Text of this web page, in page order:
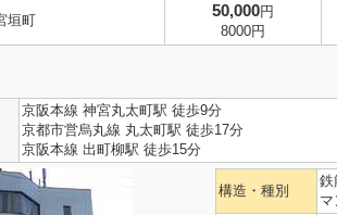
垣町
50,000円
8000円
京阪本線 神宮丸太町駅 徒歩9分
京都市営烏丸線 丸太町駅 徒歩17分
京阪本線 出町柳駅 徒歩15分
構造・種別
鉄